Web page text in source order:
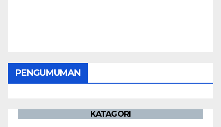
PENGUMUMAN
KATAGORI